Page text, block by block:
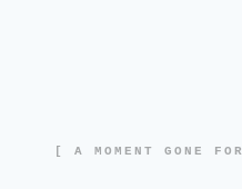
[ A MOMENT GONE